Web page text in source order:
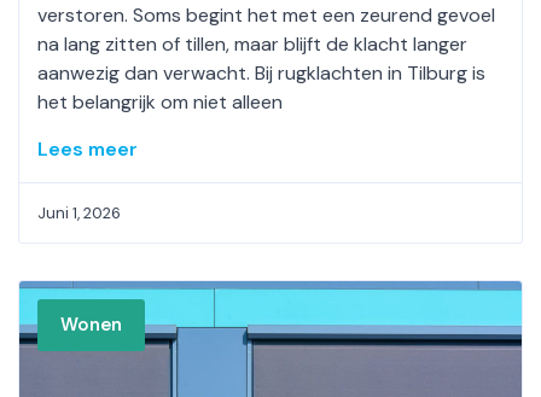
verstoren. Soms begint het met een zeurend gevoel
na lang zitten of tillen, maar blijft de klacht langer
aanwezig dan verwacht. Bij rugklachten in Tilburg is
het belangrijk om niet alleen
Lees meer
Juni 1, 2026
Wonen